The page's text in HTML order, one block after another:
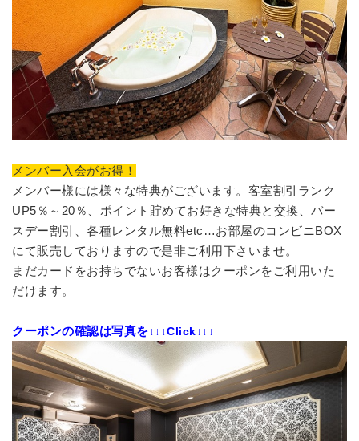
メンバー入会がお得！
メンバー様には様々な特典がございます。 客室割引ランク
UP5％～20％
ポイント貯めてお好きな特典と交換
バー
スデー割引
各種レンタル無料etc…お部屋のコンビニBOX
にて販売しておりますので是非ご利用下さいませ。
まだカードをお持ちでないお客様はクーポンをご利用いた
だけます。
クーポンの確認は写真を↓↓↓Click↓↓↓